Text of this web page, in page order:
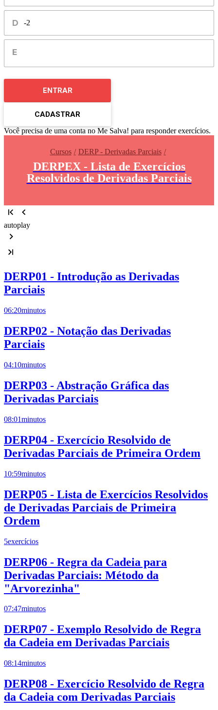
-2
ENTRAR
CADASTRAR
Você precisa de uma conta no Me Salva! para responder exercícios.
Cursos DERP - Derivadas Parciais
DERPEX - Lista de Exercícios
Resolvidos de Derivadas Parciais
autoplay
DERP01 - Introdução as Derivadas
Parciais
06:20minutos
DERP02 - Notação das Derivadas
Parciais
04:10minutos
DERP03 - Abstração Gráfica das
Derivadas Parciais
08:01minutos
DERP04 - Exercício Resolvido de
Derivadas Parciais de Primeira Ordem
10:59minutos
DERP05 - Lista de Exercícios Resolvidos
de Derivadas Parciais de Primeira
Ordem
5exercícios
DERP06 - Regra da Cadeia para
Derivadas Parciais: Método da
"Arvorezinha"
07:47minutos
DERP07 - Exemplo Resolvido de Regra
da Cadeia em Derivadas Parciais
08:14minutos
DERP08 - Exercício Resolvido de Regra
da Cadeia com Derivadas Parciais